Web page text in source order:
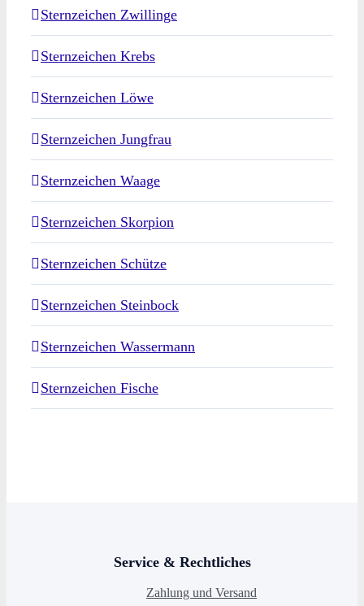
Sternzeichen Zwillinge
Sternzeichen Krebs
Sternzeichen Löwe
Sternzeichen Jungfrau
Sternzeichen Waage
Sternzeichen Skorpion
Sternzeichen Schütze
Sternzeichen Steinbock
Sternzeichen Wassermann
Sternzeichen Fische
Service & Rechtliches
Zahlung und Versand